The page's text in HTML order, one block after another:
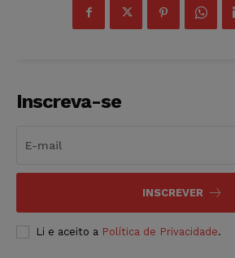
Inscreva-se
INSCREVER
Li e aceito a Política de Privacidade.